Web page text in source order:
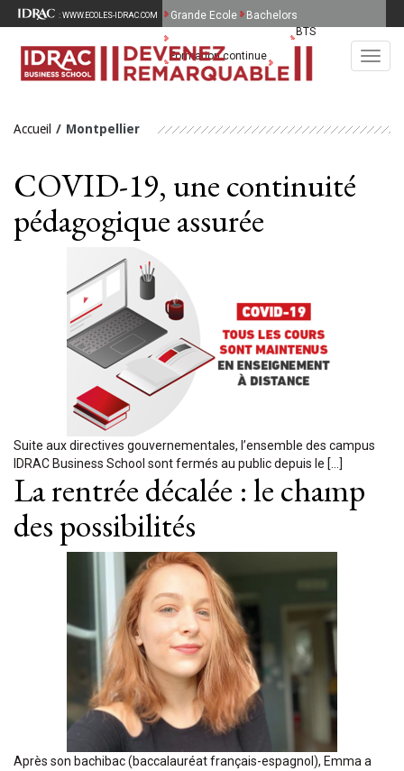
: WWW.ECOLES-IDRAC.COM Grande Ecole
Bachelors
BTS
Formation continue
English
Accueil Montpellier
COVID-19, une continuité
pédagogique assurée
Suite aux directives gouvernementales, l’ensemble des campus
IDRAC Business School sont fermés au public depuis le […]
La rentrée décalée : le champ
des possibilités
Après son bachibac (baccalauréat français-espagnol), Emma a